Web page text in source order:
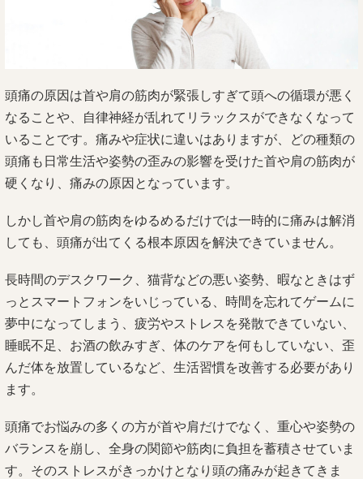
頭痛の原因は首や肩の筋肉が緊張しすぎて頭への循環が悪く
なることや、自律神経が乱れてリラックスができなくなって
いることです。痛みや症状に違いはありますが、どの種類の
頭痛も日常生活や姿勢の歪みの影響を受けた首や肩の筋肉が
硬くなり、痛みの原因となっています。
しかし首や肩の筋肉をゆるめるだけでは一時的に痛みは解消
しても、頭痛が出てくる根本原因を解決できていません。
長時間のデスクワーク、猫背などの悪い姿勢、暇なときはず
っとスマートフォンをいじっている、時間を忘れてゲームに
夢中になってしまう、疲労やストレスを発散できていない、
睡眠不足、お酒の飲みすぎ、体のケアを何もしていない、歪
んだ体を放置しているなど、生活習慣を改善する必要があり
ます。
頭痛でお悩みの多くの方が首や肩だけでなく、重心や姿勢の
バランスを崩し、全身の関節や筋肉に負担を蓄積させていま
す。そのストレスがきっかけとなり頭の痛みが起きてきま